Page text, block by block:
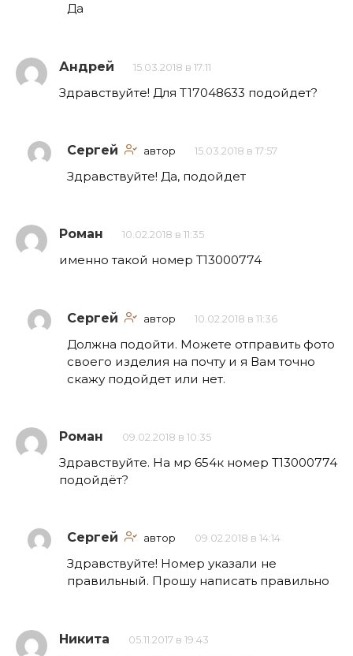
Да
Андрей 15.03.2018 в 17:11
Здравствуйте! Для T17048633 подойдет?
Сергей автор 15.03.2018 в 17:57
Здравствуйте! Да, подойдет
Роман 10.02.2018 в 11:35
именно такой номер Т13000774
Сергей автор 10.02.2018 в 11:36
Должна подойти. Можете отправить фото
своего изделия на почту и я Вам точно
скажу подойдет или нет.
Роман 09.02.2018 в 10:35
Здравствуйте. На мр 654к номер Т13000774
подойдёт?
Сергей автор 09.02.2018 в 14:14
Здравствуйте! Номер указали не
правильный. Прошу написать правильно
Никита 05.11.2017 в 19:43